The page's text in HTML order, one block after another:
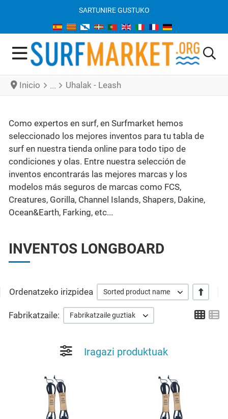
SARTUNIRE GUSTUKO
Inicio Uhalak - Leash
Como expertos en surf, en Surfmarket hemos
seleccionado los mejores inventos para tu tabla de
surf en nuestra tienda online para todo tipo de
condiciones y olas. Entre nuestra selección de
inventos encontrarás las mejores marcas y los
modelos más seguros de marcas como FCS,
Creatures, Gorilla, Channel Islands, Shapers, Dakine,
Ocean&Earth, Farking, etc...
INVENTOS LONGBOARD
Ordenatzeko irizpidea Sorted product name +/-
Fabrikatzaile: Fabrikatzaile guztiak Grid
Iragazi produktuak
Add to Wishlist